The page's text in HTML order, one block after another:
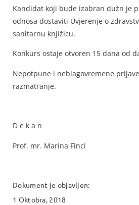
Kandidat koji bude izabran dužn je
odnosa dostaviti Uvjerenje o
sanitarnu knjižicu.
Konkurs ostaje otvoren 15 dana od
Nepotpune i neblagovremene
razmatranje.
D e k a n
Prof. mr. Marina Finci
Dokument je objavljen:
1 Oktobra, 2018